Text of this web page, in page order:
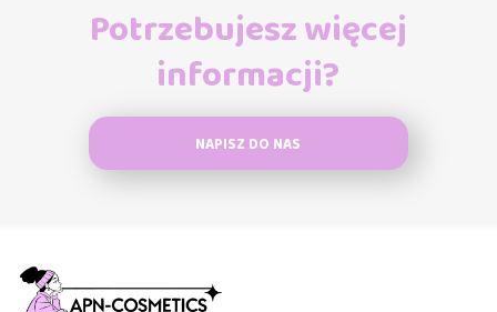
Potrzebujesz więcej
informacji?
NAPISZ DO NAS